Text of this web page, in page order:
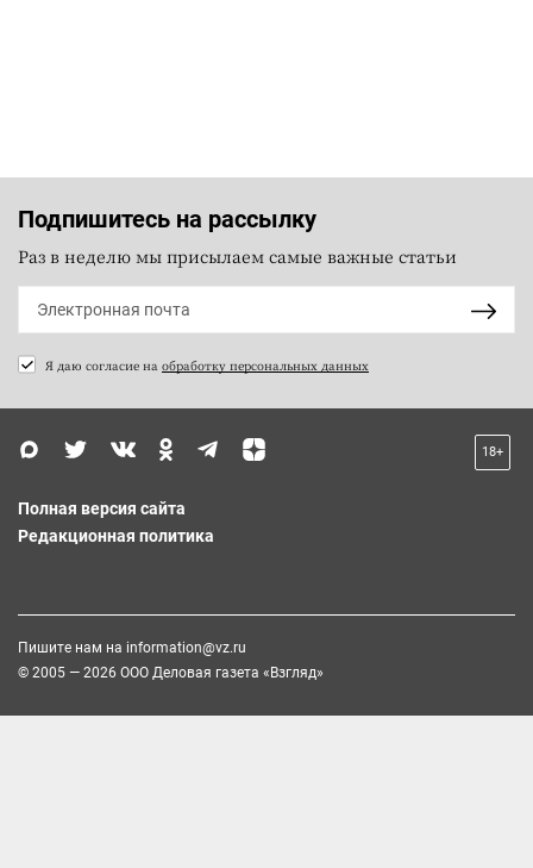
Подпишитесь на рассылку
Раз в неделю мы присылаем самые важные статьи
Я даю согласие на обработку персональных данных
18+
Полная версия сайта
Редакционная политика
Пишите нам на information@vz.ru
© 2005 — 2026 ООО Деловая газета «Взгляд»